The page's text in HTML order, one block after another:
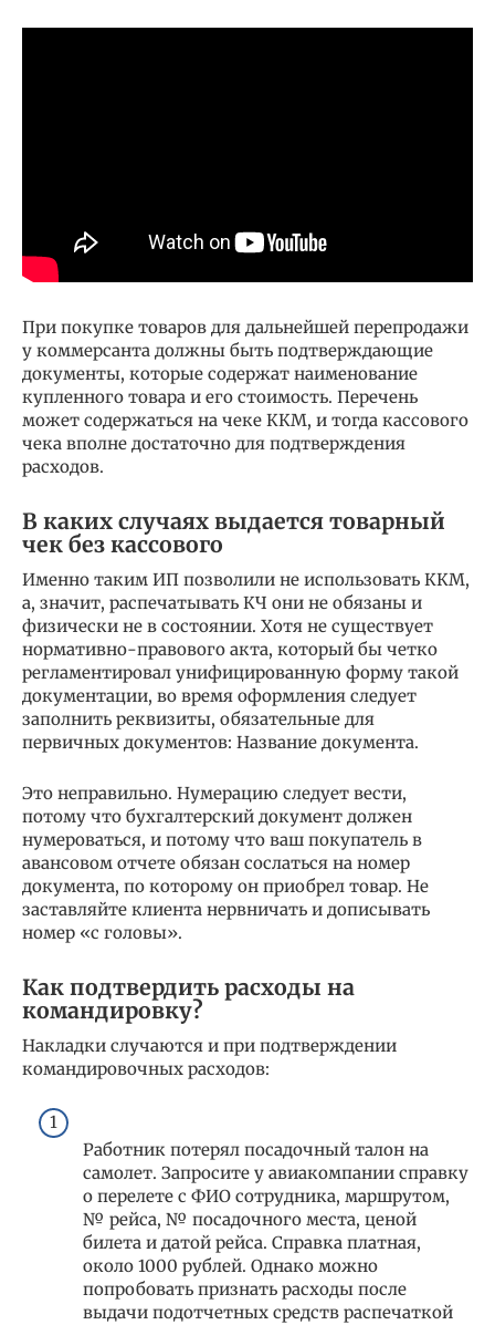
При покупке товаров для дальнейшей перепродажи
у коммерсанта должны быть подтверждающие
документы, которые содержат наименование
купленного товара и его стоимость. Перечень
может содержаться на чеке ККМ, и тогда кассового
чека вполне достаточно для подтверждения
расходов.
В каких случаях выдается товарный
чек без кассового
Именно таким ИП позволили не использовать ККМ,
а, значит, распечатывать КЧ они не обязаны и
физически не в состоянии. Хотя не существует
нормативно-правового акта, который бы четко
регламентировал унифицированную форму такой
документации, во время оформления следует
заполнить реквизиты, обязательные для
первичных документов: Название документа.
Это неправильно. Нумерацию следует вести,
потому что бухгалтерский документ должен
нумероваться, и потому что ваш покупатель в
авансовом отчете обязан сослаться на номер
документа, по которому он приобрел товар. Не
заставляйте клиента нервничать и дописывать
номер «с головы».
Как подтвердить расходы на
командировку?
Накладки случаются и при подтверждении
командировочных расходов:
Работник потерял посадочный талон на
самолет. Запросите у авиакомпании справку
о перелете с ФИО сотрудника, маршрутом,
№ рейса, № посадочного места, ценой
билета и датой рейса. Справка платная,
около 1000 рублей. Однако можно
попробовать признать расходы после
выдачи подотчетных средств распечаткой